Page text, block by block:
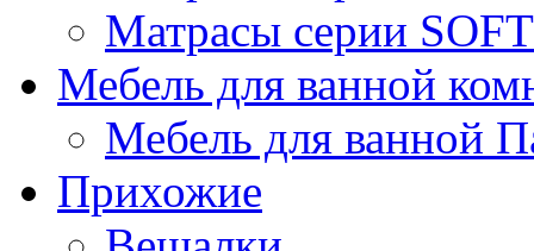
Матрасы серии SOFT
Мебель для ванной
Мебель для ванной
Прихожие